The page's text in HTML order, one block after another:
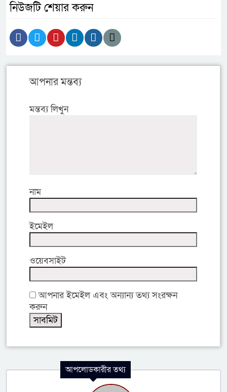
নিউজটি শেয়ার করুন
আপনার মন্তব্য
মন্তব্য লিখুন
নাম
ইমেইল
ওয়েবসাইট
আপনার ইমেইল এবং অন্যান্য তথ্য সংরক্ষন
করুন
আপলোডকারীর তথ্য